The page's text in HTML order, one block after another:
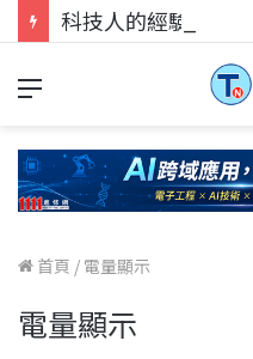
首頁 / 電量顯示
電量顯示